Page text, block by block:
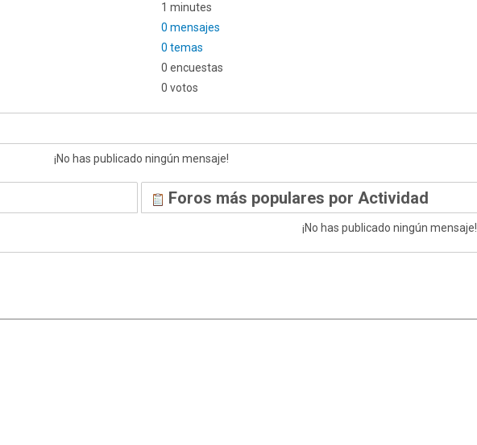
1 minutes
0 mensajes
0 temas
0 encuestas
0 votos
¡No has publicado ningún mensaje!
Foros más populares por Actividad
¡No has publicado ningún mensaje!